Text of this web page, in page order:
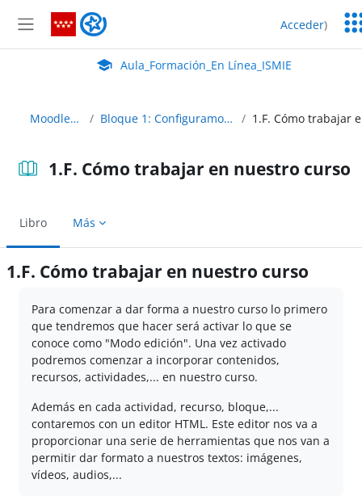
Panel lateral
Aula_Formación_En Línea_ISMIE Acceder)
Aula Virtual de EducaMadrid:
Aula_Formación_En Línea_ISMIE
MoodleAbierto Bloque 1: Configuramos nuestro curso
1.F. Cómo trabajar en nuestro curso
Libro Más
1.F. Cómo trabajar en nuestro curso
Para comenzar a dar forma a nuestro curso lo primero
que tendremos que hacer será activar lo que se
conoce como "Modo edición". Una vez activado
podremos comenzar a incorporar contenidos,
recursos, actividades,... en nuestro curso.
Además en cada actividad, recurso, bloque,...
contaremos con un editor HTML. Este editor nos va a
proporcionar una serie de herramientas que nos van a
permitir dar formato a nuestros textos: imágenes,
vídeos, audios,...